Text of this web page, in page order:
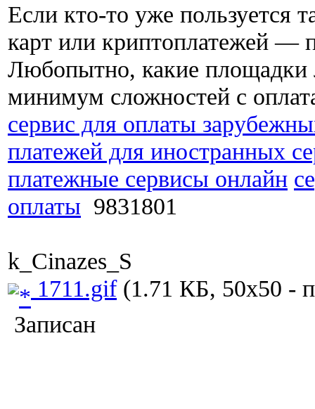
Если кто-то уже пользуется
карт или криптоплатежей —
Любопытно, какие площадки
минимум сложностей с
сервис для оплаты
платежей для иностранных
платежные сервисы онлайн
оплаты 9831801
k_Cinazes_S
1711.gif(1.71 КБ, 50x50 -
Записан